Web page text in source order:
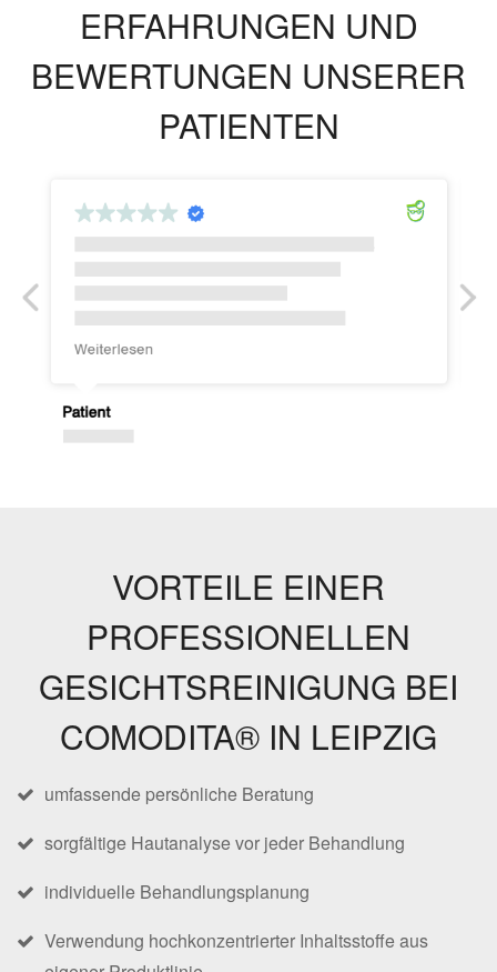
ERFAHRUNGEN UND
BEWERTUNGEN UNSERER
PATIENTEN
VORTEILE EINER
PROFESSIONELLEN
GESICHTSREINIGUNG BEI
COMODITA® IN LEIPZIG
umfassende persönliche Beratung
sorgfältige Hautanalyse vor jeder Behandlung
individuelle Behandlungsplanung
Verwendung hochkonzentrierter Inhaltsstoffe aus